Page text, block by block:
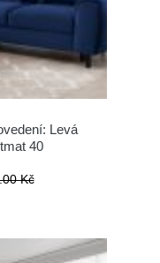
Levá
40
Kč